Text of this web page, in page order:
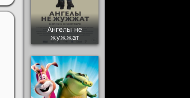
Ангелы не
жужжат